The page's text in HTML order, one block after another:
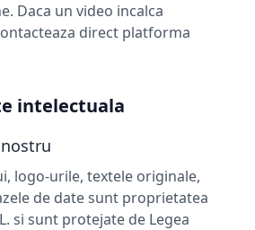
Daca un video incalca
direct platforma
intelectuala
logo-urile, textele originale,
de date sunt proprietatea
si sunt protejate de Legea